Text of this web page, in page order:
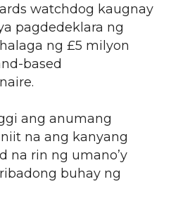
watchdog kaugnay
pagdedeklara ng
ng £5 milyon
based
ang anumang
na ang kanyang
na rin ng umano’y
buhay ng